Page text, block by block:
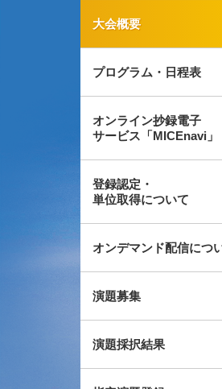
大会概要
プログラム・日程表
オンライン抄録電子
サービス「MICEnavi」
登録認定・
単位取得について
オンデマンド配信につ
演題募集
演題採択結果